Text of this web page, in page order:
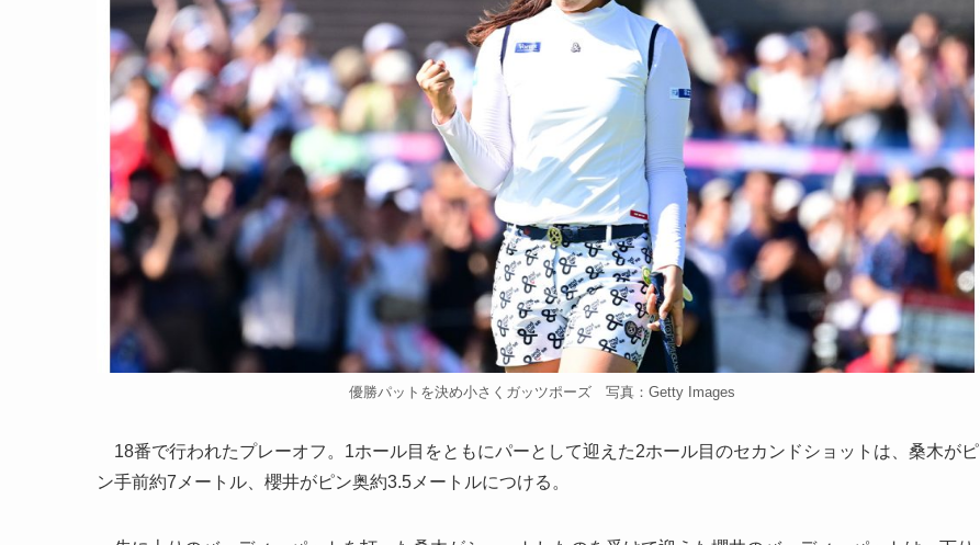
優勝パットを決め小さくガッツポーズ 写真：Getty Images
18番で行われたプレーオフ。1ホール目をともにパーとして迎えた2ホール目のセカンドショットは、桑木がピ
ン手前約7メートル、櫻井がピン奥約3.5メートルにつける。